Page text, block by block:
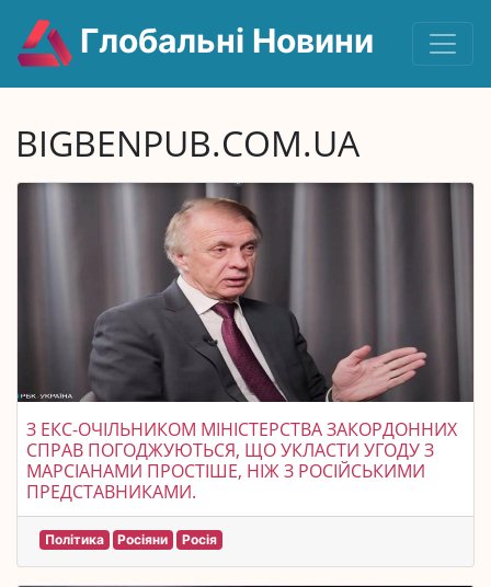
Глобальні Новини
BIGBENPUB.COM.UA
З ЕКС-ОЧІЛЬНИКОМ МІНІСТЕРСТВА ЗАКОРДОННИХ
СПРАВ ПОГОДЖУЮТЬСЯ, ЩО УКЛАСТИ УГОДУ З
МАРСІАНАМИ ПРОСТІШЕ, НІЖ З РОСІЙСЬКИМИ
ПРЕДСТАВНИКАМИ.
Політика Росіяни Росія